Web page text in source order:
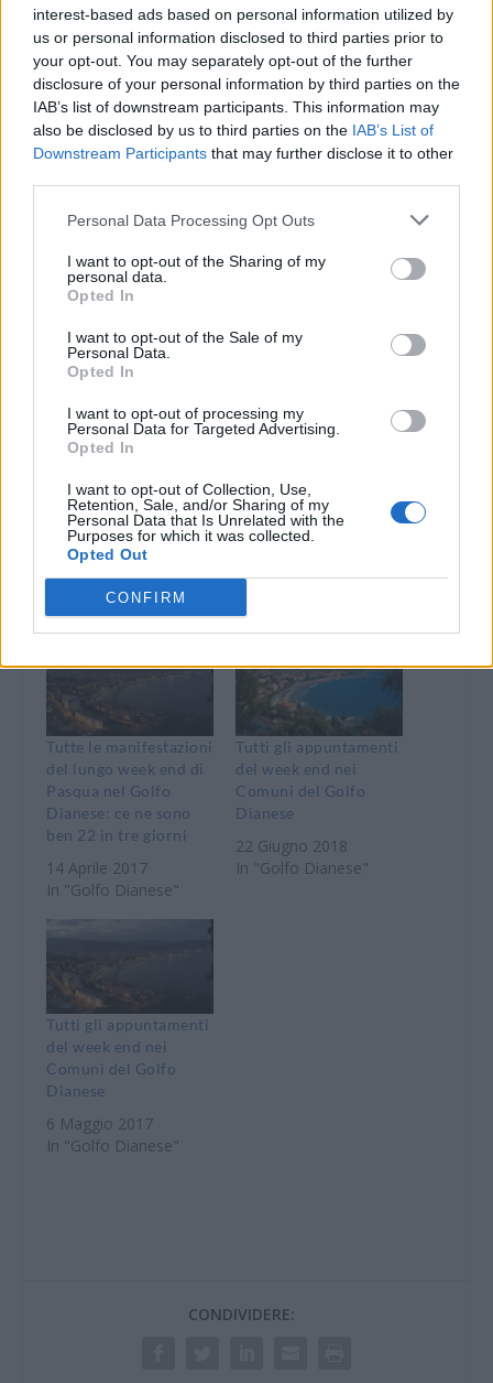
interest-based ads based on personal information utilized by
us or personal information disclosed to third parties prior to
your opt-out. You may separately opt-out of the further
disclosure of your personal information by third parties on the
IAB’s list of downstream participants. This information may
also be disclosed by us to third parties on the IAB’s List of
Downstream Participants that may further disclose it to other
Personal Data Processing Opt Outs
I want to opt-out of the Sharing of my
personal data.
Opted In
I want to opt-out of the Sale of my
Personal Data.
Opted In
I want to opt-out of processing my
Personal Data for Targeted Advertising.
Opted In
I want to opt-out of Collection, Use,
Retention, Sale, and/or Sharing of my
Personal Data that Is Unrelated with the
Purposes for which it was collected.
Opted Out
CONFIRM
Condividi:
WhatsApp
Stampa
Correlati
Tutte le manifestazioni
del lungo week end di
Pasqua nel Golfo
Dianese: ce ne sono
ben 22 in tre giorni
14 Aprile 2017
In "Golfo Dianese"
Tutti gli appuntamenti
del week end nei
Comuni del Golfo
Dianese
22 Giugno 2018
In "Golfo Dianese"
Tutti gli appuntamenti
del week end nei
Comuni del Golfo
Dianese
6 Maggio 2017
In "Golfo Dianese"
CONDIVIDERE: